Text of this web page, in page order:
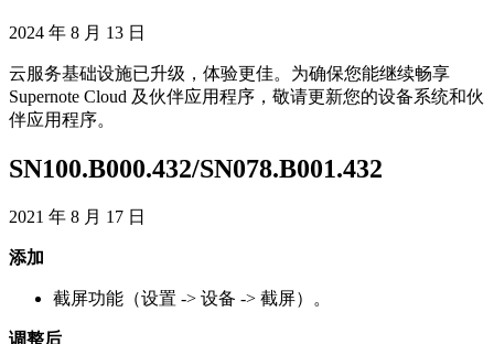
2024 年 8 月 13 日
云服务基础设施已升级 ， 体验更佳。 为确保您能继续畅享
Supernote Cloud 及伙伴应用程序 ， 敬请更新您的设备系统和伙
伴应用程序。
SN100.B000.432/SN078.B001.432
2021 年 8 月 17 日
添加
截屏功能 （设置 -> 设备 -> 截屏） 。
调整后